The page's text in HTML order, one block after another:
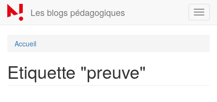
Aller
au
contenu
Les blogs pédagogiques
Accueil
Etiquette "preuve"